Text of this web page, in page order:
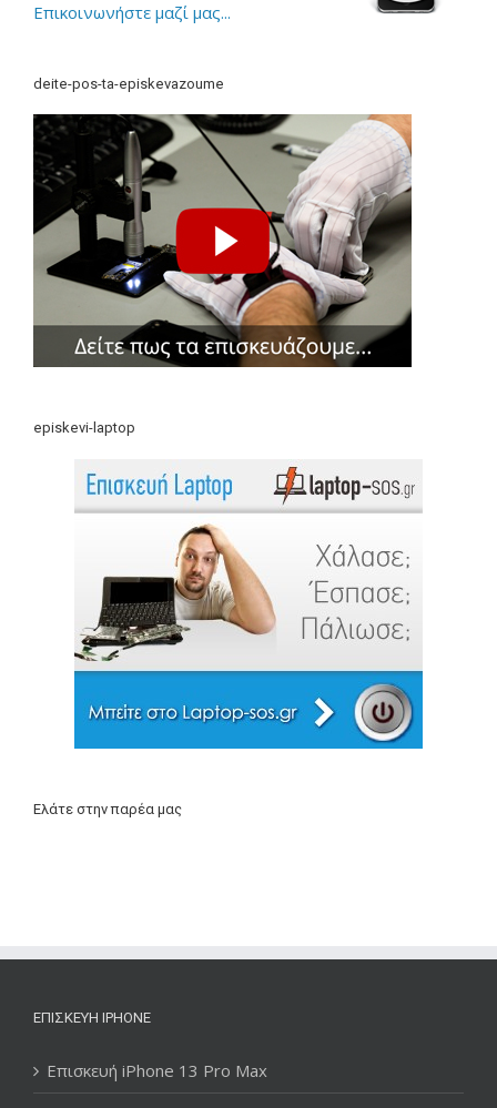
Επικοινωνήστε μαζί μας...
deite-pos-ta-episkevazoume
episkevi-laptop
Ελάτε στην παρέα μας
ΕΠΙΣΚΕΥΉ IPHONE
Επισκευή iPhone 13 Pro Max